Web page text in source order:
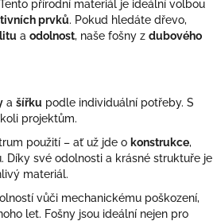
přírodní materiál je ideální volbou
prvků. Pokud hledáte dřevo,
a odolnost, naše fošny z dubového
a šířku podle individuální potřeby. S
projektům.
použití – ať už jde o konstrukce,
Díky své odolnosti a krásné struktuře je
materiál.
vůči mechanickému poškození,
let. Fošny jsou ideální nejen pro